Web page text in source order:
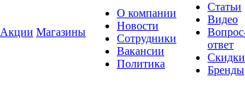
Акции Магазины
О компании
Новости
Сотрудники
Вакансии
Политика
Статьи
Видео
ответ
Скидки
Бренды